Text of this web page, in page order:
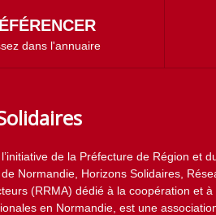
dans l'annuaire
de la Préfecture de Région et
Normandie, Horizons Solidaires,
(RRMA) dédié à la coopération et à
en Normandie, est une